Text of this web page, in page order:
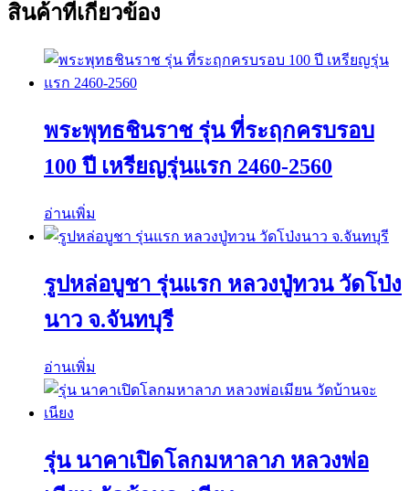
สินค้าที่เกี่ยวข้อง
พระพุทธชินราช รุ่น ที่ระฤกครบรอบ
100 ปี เหรียญรุ่นแรก 2460-2560
อ่านเพิ่ม
รูปหล่อบูชา รุ่นแรก หลวงปู่ทวน วัดโป่ง
นาว จ.จันทบุรี
อ่านเพิ่ม
รุ่น นาคาเปิดโลกมหาลาภ หลวงพ่อ